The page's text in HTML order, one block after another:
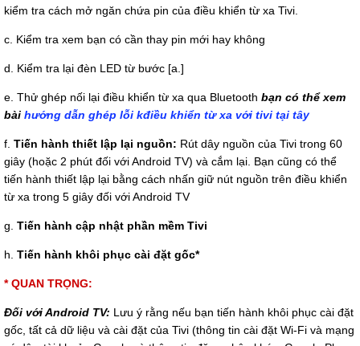
kiểm tra cách mở ngăn chứa pin của điều khiển từ xa Tivi.
c. Kiểm tra xem bạn có cần thay pin mới hay không
d. Kiểm tra lại đèn LED từ bước [a.]
e. Thử ghép nối lại điều khiển từ xa qua Bluetooth bạn có thể xem
bài hướng dẫn ghép lỗi kđiều khiển từ xa với tivi tại tây
f. Tiến hành thiết lập lại nguồn: Rút dây nguồn của Tivi trong 60
giây (hoặc 2 phút đối với Android TV) và cắm lại. Bạn cũng có thể
tiến hành thiết lập lại bằng cách nhấn giữ nút nguồn trên điều khiển
từ xa trong 5 giây đối với Android TV
g. Tiến hành cập nhật phần mềm Tivi
h. Tiến hành khôi phục cài đặt gốc*
* QUAN TRỌNG:
Đối với Android TV: Lưu ý rằng nếu bạn tiến hành khôi phục cài đặt
gốc, tất cả dữ liệu và cài đặt của Tivi (thông tin cài đặt Wi-Fi và mạng